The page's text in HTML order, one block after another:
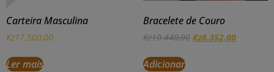
Carteira Masculina
Kz17.500,00
Ler mais
Bracelete de Couro
Kz10.440,00 Kz8.352,00
Adicionar